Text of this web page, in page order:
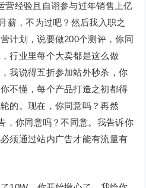
营经验且自诩参与过年销售上亿
薪，不为过吧？然后我入职之
计划，说要做200个测评，你同
行业里每个大卖都是这么做
我说得五折参加站外秒杀，你
不懂，每个产品打造之初都得
的。现在，你同意吗？再然
，你同意吗？不同意。我告诉你
须通过站内广告才能有流量有